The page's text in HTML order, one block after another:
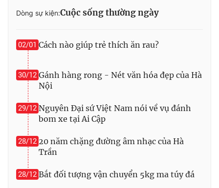
® Cấm sao chép dưới mọi hình thức nếu không có sự chấp
thuận bằng văn bản. Ghi rõ nguồn VTV.vn khi phát hành lại
thông tin từ website này.
Dòng sự kiện:Cuộc sống thường ngày
02/01 Cách nào giúp trẻ thích ăn rau?
30/12 Gánh hàng rong - Nét văn hóa đẹp của Hà
Nội
29/12 Nguyên Đại sứ Việt Nam nói về vụ đánh
bom xe tại Ai Cập
28/12 20 năm chặng đường âm nhạc của Hà
Trần
28/12 Bắt đối tượng vận chuyển 5kg ma túy đá